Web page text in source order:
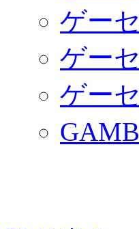
ゲー
ゲー
ゲー